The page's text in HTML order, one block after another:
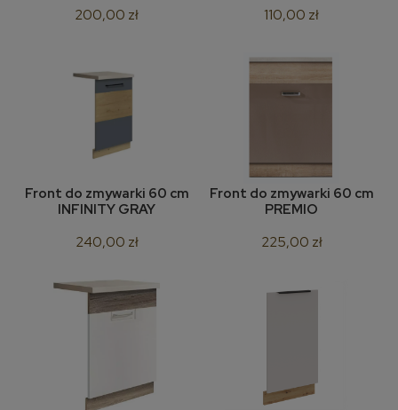
200,00 zł 110,00 zł
Front do zmywarki 60 cm
INFINITY GRAY
240,00 zł
Front do zmywarki 60 cm
PREMIO
225,00 zł